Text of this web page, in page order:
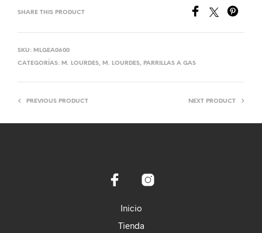
SHARE THIS PRODUCT
SKU: MLGEA0600
CATEGORÍAS: M. LOURDES, M. LOURDES, PARRILLAS A GAS
PREVIOUS PRODUCT NEXT PRODUCT
Inicio
Tienda